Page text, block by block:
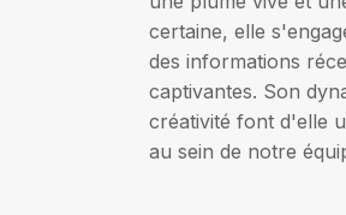
certaine, elle
des informations
captivantes. Son
créativité font d'elle
au sein de notre